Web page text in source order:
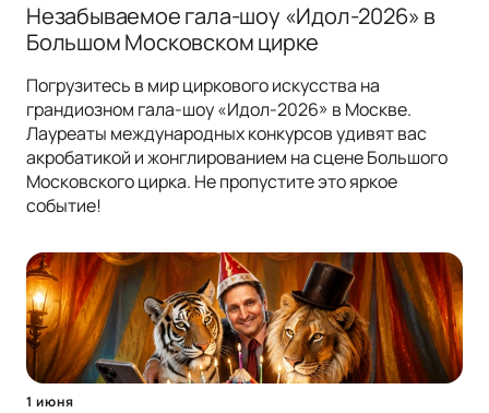
Незабываемое гала-шоу «Идол-2026» в
Большом Московском цирке
Погрузитесь в мир циркового искусства на
грандиозном гала-шоу «Идол-2026» в Москве.
Лауреаты международных конкурсов удивят вас
акробатикой и жонглированием на сцене Большого
Московского цирка. Не пропустите это яркое
событие!
1 июня